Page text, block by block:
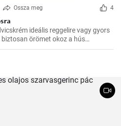
Ossza meg 4
ideális reggelire vagy gyors
biztosan örömet okoz a hús